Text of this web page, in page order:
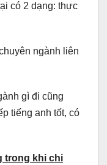
có 2 dạng: thực
ngành liên
gì đi cũng
tiếng anh tốt, có
trong khi chi